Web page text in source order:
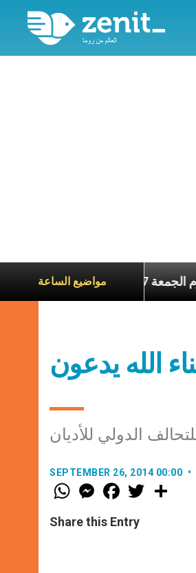
مواضيع الساعةيوم الجمعة 7 آب 2026: السلام يُبنى بصبر يومًا بعد يوم
الله يدعون
الدولي للأديان
SEPTEMBER 26, 2014 00:00
W
h
t
s
M
e
s
e
F
a
e
b
w
Share this Entry